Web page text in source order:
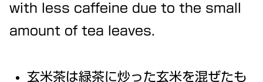
with less caffeine due to the small
amount of tea leaves.
玄米茶は緑茶に炒った玄米を混ぜたも